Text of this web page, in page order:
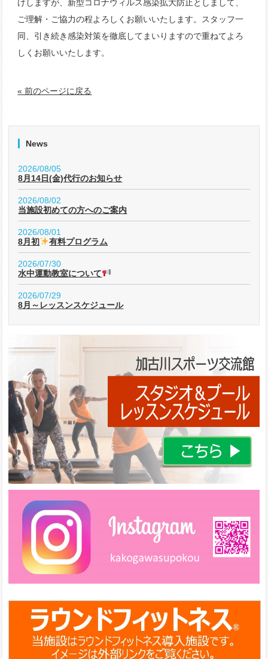
けしますが、新型コロナウィルス感染拡大防止としまして、
ご理解・ご協力の程よろしくお願いいたします。スタッフ一
同、引き続き感染対策を徹底してまいりますので重ねてよろ
しくお願いいたします。
« 前のページに戻る
News
2026/08/05
8月14日(金)代行のお知らせ
2026/08/02
当施設初めての方へのご案内
2026/08/01
8月初
有料プログラム
2026/07/30
水中運動教室について
2026/07/29
8月～レッスンスケジュール